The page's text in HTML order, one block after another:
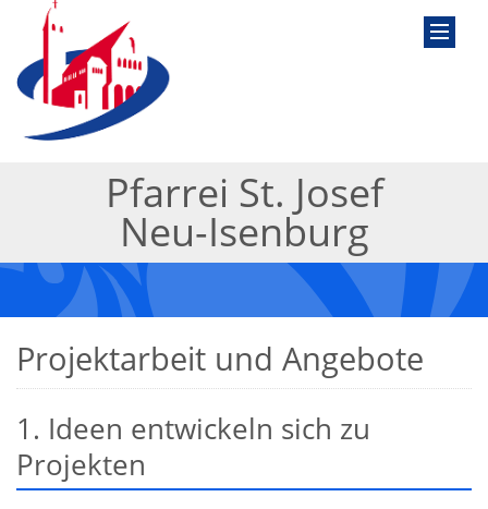
Pfarrei St. Josef
Neu-Isenburg
Projektarbeit und Angebote
1. Ideen entwickeln sich zu
Projekten